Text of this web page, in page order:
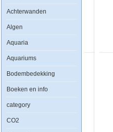
Achterwanden
Algen
Aquaria
Aquariums
Bodembedekking
Boeken en info
category
CO2
Trace